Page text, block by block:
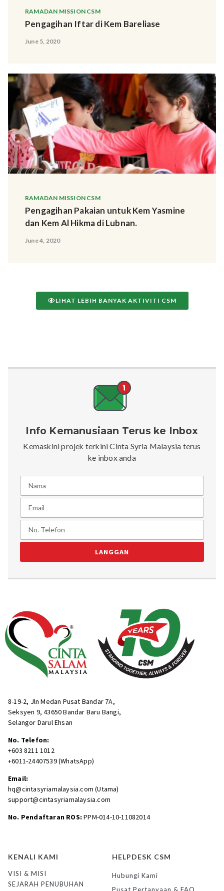
RAMADAN MISSION CSM
Pengagihan Iftar di Kem Bareliase
June 5, 2020
RAMADAN MISSION CSM
Pengagihan Pakaian untuk Kem Yasmine
dan Kem Al Hikma di Lubnan.
June 4, 2020
LIHAT LEBIH BANYAK AKTIVITI CSM
Info Kemanusiaan Terus ke Inbox
Kemaskini projek terkini Cinta Syria Malaysia terus
ke inbox anda
LANGGAN
8-19-2, Jln Medan Pusat Bandar 7A,
Seksyen 9, 43650 Bandar Baru Bangi,
Selangor Darul Ehsan
No. Telefon:
+603 8211 1012
+6011-24407539 (WhatsApp)
Email:
hq@cintasyriamalaysia.com (Utama)
support@cintasyriamalaysia.com
No. Pendaftaran ROS: PPM-014-10-11082014
KENALI KAMI
VISI & MISI
SEJARAH PENUBUHAN
HELPDESK CSM
Hubungi Kami
Pusat Pertanyaan & FAQ